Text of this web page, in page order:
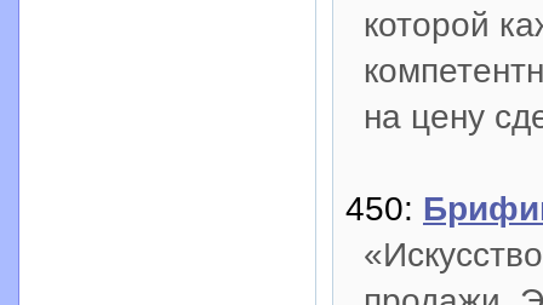
которой
на цену
450: